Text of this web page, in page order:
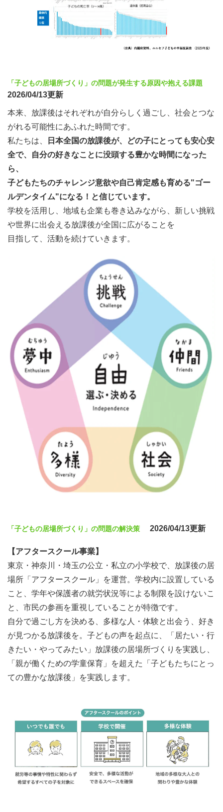
「子どもの居場所づくり」の問題が発生する原因や抱える課題
2026/04/13更新
本来、放課後はそれぞれが自分らしく過ごし、社会とつな
がれる可能性にあふれた時間です。
私たちは、
日本全国の放課後が、どの子にとっても安心安
全で、自分の好きなことに没頭する豊かな時間になった
ら、
子どもたちのチャレンジ意欲や自己肯定感も育める"ゴー
ルデンタイム"になる！と信じています。
学校を活用し、地域も企業も巻き込みながら、新しい挑戦
や世界に出会える放課後が全国に広がることを
目指して、活動を続けていきます。
「子どもの居場所づくり」の問題の解決策 2026/04/13更新
【アフタースクール事業】
東京・神奈川・埼玉の公立・私立の小学校で、放課後の居
場所「アフタースクール」を運営。学校内に設置している
こと、学年や保護者の就労状況等による制限を設けないこ
と、市民の参画を重視していることが特徴です。
自分で過ごし方を決める、多様な人・体験と出会う、好き
が見つかる放課後を。子どもの声を起点に、「居たい・行
きたい・やってみたい」放課後の居場所づくりを実践し、
「親が働くための学童保育」を超えた「子どもたちにとっ
ての豊かな放課後」を実践します。